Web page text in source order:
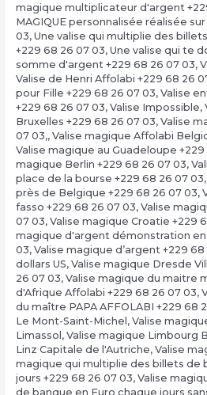
magique multiplicateur d'argent
MAGIQUE personnalisée réalisée
03, Une valise qui multiplie des
+229 68 26 07 03, Une valise qui te
somme d'argent +229 68 26 07 03,
Valise de Henri Affolabi +229 68 26
pour Fille +229 68 26 07 03, Valise
+229 68 26 07 03, Valise Impossible,
Bruxelles +229 68 26 07 03, Valise
07 03,, Valise magique Affolabi
Valise magique au Guadeloupe
magique Berlin +229 68 26 07 03,
place de la bourse +229 68 26 07 03,
près de Belgique +229 68 26 07 03,
fasso +229 68 26 07 03, Valise
07 03, Valise magique Croatie +229
magique d'argent démonstration en
03, Valise magique d’argent +229 68
dollars US, Valise magique Dresde
26 07 03, Valise magique du maitre
d'Afrique Affolabi +229 68 26 07 03,
du maître PAPA AFFOLABI +229 68
Le Mont-Saint-Michel, Valise
Limassol, Valise magique Limbourg
Linz Capitale de l'Autriche, Valise
magique qui multiplie des billets de
jours +229 68 26 07 03, Valise
de banque en Euro chaque jours